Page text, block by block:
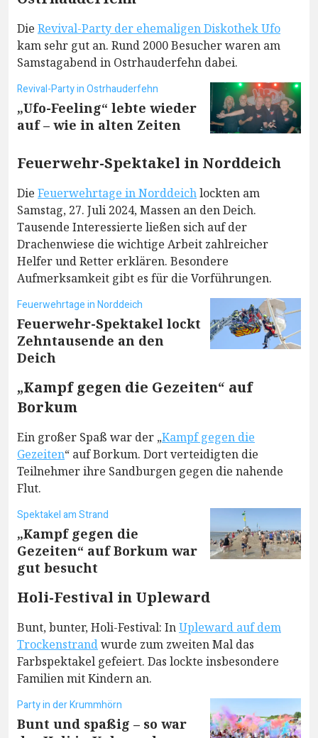
Die Revival-Party der ehemaligen Diskothek Ufo
kam sehr gut an. Rund 2000 Besucher waren am
Samstagabend in Ostrhauderfehn dabei.
Revival-Party in Ostrhauderfehn
„Ufo-Feeling“ lebte wieder
auf – wie in alten Zeiten
Feuerwehr-Spektakel in Norddeich
Die Feuerwehrtage in Norddeichlockten am
Samstag, 27. Juli 2024, Massen an den Deich.
Tausende Interessierte ließen sich auf der
Drachenwiese die wichtige Arbeit zahlreicher
Helfer und Retter erklären. Besondere
Aufmerksamkeit gibt es für die Vorführungen.
Feuerwehrtage in Norddeich
Feuerwehr-Spektakel lockt
Zehntausende an den
Deich
„Kampf gegen die Gezeiten“ auf
Borkum
Ein großer Spaß war der „Kampf gegen die
Gezeiten“ auf Borkum. Dort verteidigten die
Teilnehmer ihre Sandburgen gegen die nahende
Flut.
Spektakel am Strand
„Kampf gegen die
Gezeiten“ auf Borkum war
gut besucht
Holi-Festival in Upleward
Bunt, bunter, Holi-Festival: InUpleward auf dem
Trockenstrandwurde zum zweiten Mal das
Farbspektakel gefeiert. Das lockte insbesondere
Familien mit Kindern an.
Party in der Krummhörn
Bunt und spaßig – so war